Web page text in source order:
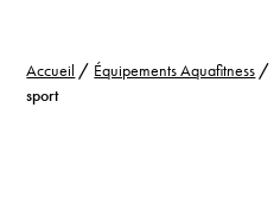
Accueil / Équipements Aquafitness /
sport